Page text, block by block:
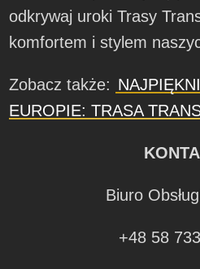
odkrywaj uroki Trasy
komfortem i stylem
Zobacz także:
EUROPIE: TRASA
Biuro
+48 58